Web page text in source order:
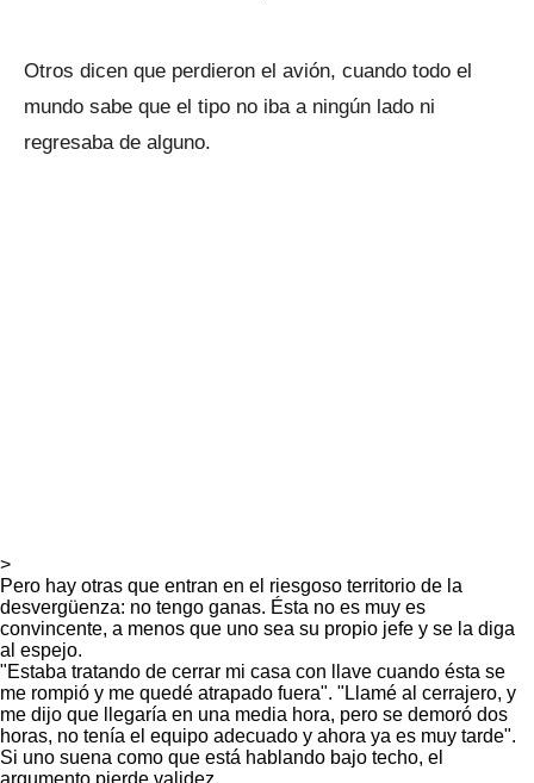
Otros dicen que perdieron el avión, cuando todo el
mundo sabe que el tipo no iba a ningún lado ni
regresaba de alguno.
>
Pero hay otras que entran en el riesgoso territorio de la
desvergüenza: no tengo ganas. Ésta no es muy es
convincente, a menos que uno sea su propio jefe y se la diga
al espejo.
"Estaba tratando de cerrar mi casa con llave cuando ésta se
me rompió y me quedé atrapado fuera". "Llamé al cerrajero, y
me dijo que llegaría en una media hora, pero se demoró dos
horas, no tenía el equipo adecuado y ahora ya es muy tarde".
Si uno suena como que está hablando bajo techo, el
argumento pierde validez.